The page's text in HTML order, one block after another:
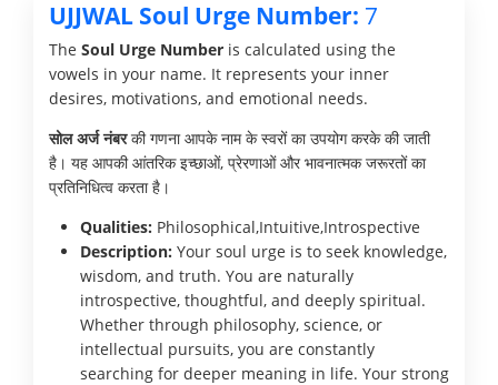
UJJWAL Soul Urge Number: 7
The Soul Urge Number is calculated using the
vowels in your name. It represents your inner
desires, motivations, and emotional needs.
सोल अर्ज नंबरकी गणना आपके नाम के स्वरों का उपयोग करके की जाती
है। यह आपकी आंतरिक इच्छाओं, प्रेरणाओं और भावनात्मक जरूरतों का
प्रतिनिधित्व करता है।
Qualities: Philosophical,Intuitive,Introspective
Description: Your soul urge is to seek knowledge,
wisdom, and truth. You are naturally
introspective, thoughtful, and deeply spiritual.
Whether through philosophy, science, or
intellectual pursuits, you are constantly
searching for deeper meaning in life. Your strong